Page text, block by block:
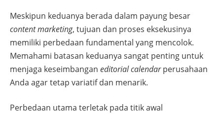
Meskipun keduanya berada dalam payung besar
content marketing, tujuan dan proses eksekusinya
memiliki perbedaan fundamental yang mencolok.
Memahami batasan keduanya sangat penting untuk
menjaga keseimbangan editorial calendarperusahaan
Anda agar tetap variatif dan menarik.
Perbedaan utama terletak pada titik awal